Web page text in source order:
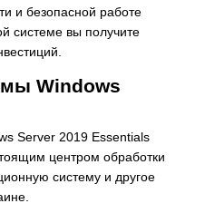
и безопасной работе
системе вы получите
Windows
Server 2019 Essentials
центром обработки
систему и другое